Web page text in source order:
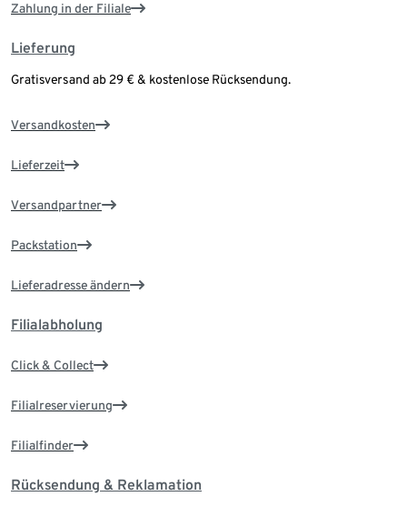
Zahlung in der Filiale
Lieferung
Gratisversand ab 29 € & kostenlose Rücksendung.
Versandkosten
Lieferzeit
Versandpartner
Packstation
Lieferadresse ändern
Filialabholung
Click & Collect
Filialreservierung
Filialfinder
Rücksendung & Reklamation